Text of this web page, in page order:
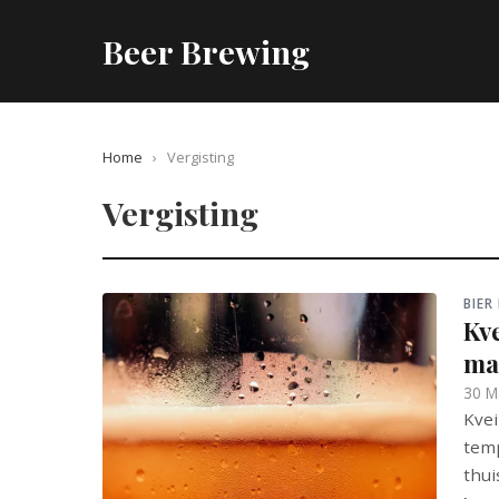
Beer Brewing
Home › Vergisting
Vergisting
BIER
30